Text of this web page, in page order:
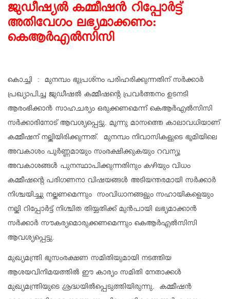
ജുഡീഷ്യൽ കമ്മീഷൻ റിപ്പോർട്ട്
അതിവേഗം ലഭ്യമാക്കണം:
കെആർഎൽസിസി
കൊച്ചി : മുനമ്പം ഭൂപ്രശ്നം പരിഹരിക്കുന്നതിന് സർക്കാർ
പ്രഖ്യാപിച്ച ജുഡീഷൽ കമ്മീഷൻ്റെ പ്രവർത്തനം ഉടനടി
ആരംഭിക്കാൻ സാഹചര്യം ഒരുക്കണമെന്ന് കെആർഎൽസിസി
സർക്കാരിനോട് ആവശ്യപ്പെട്ടു. മൂന്നു മാസത്തെ കാലാവധിയാണ്
കമ്മീഷന് നല്കിയിരിക്കുന്നത്. മുനമ്പം നിവാസികളുടെ ഭൂമിയിലെ
അവകാശം പൂർണ്ണമായും സംരക്ഷിക്കുകയും റവന്യൂ
അവകാശങ്ങൾ പുനസ്ഥാപിക്കുന്നതിനും കഴിയും വിധം
കമ്മീഷൻ്റെ പരിഗണനാ വിഷയങ്ങൾ അടിയന്തരമായി സർക്കാർ
നിശ്ചയിച്ചു നല്കണമെന്നും സംവിധാനങ്ങളും സഹായികളെയും
നല്കി റിപ്പോർട്ട് നിശ്ചിത തിയ്യതിക്ക് മുൻപായി ലഭ്യമാക്കാൻ
സർക്കാർ സൗകര്യമൊരുക്കണമെന്നും കെആർഎൽസിസി
ആവശ്യപ്പെട്ടു.
മുഖ്യമന്ത്രി ഭൂസംരക്ഷണ സമിതിയുമായി നടത്തിയ
ആശയവിനിമയത്തിൽ ഈ കാര്യം സമിതി നേതാക്കൾ
മുഖ്യമന്ത്രിയുടെ ശ്രദ്ധയിൽപ്പെടുത്തിയിരുന്നു. കമ്മീഷൻ